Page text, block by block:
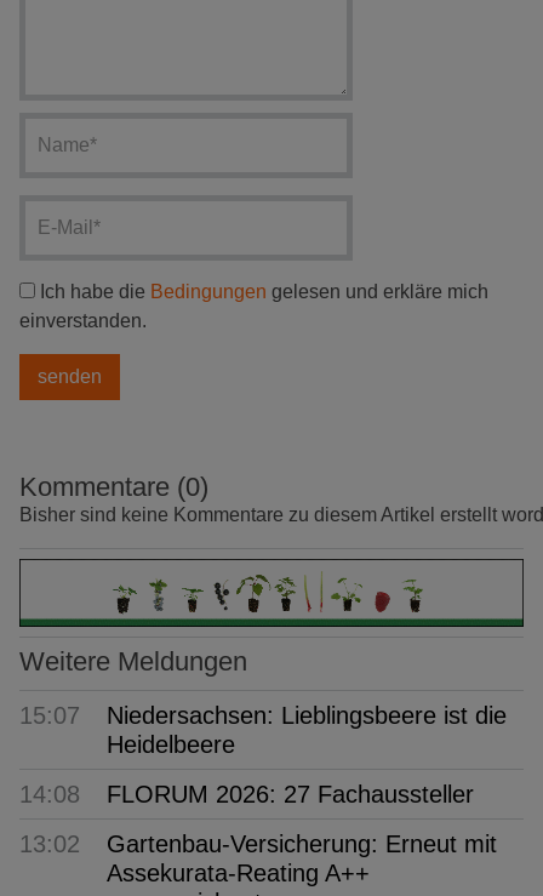
Ich habe die Bedingungen gelesen und erkläre mich
einverstanden.
Kommentare (0)
Bisher sind keine Kommentare zu diesem Artikel erstellt
Weitere Meldungen
15:07
Niedersachsen: Lieblingsbeere ist die
Heidelbeere
14:08
FLORUM 2026: 27 Fachaussteller
13:02
Gartenbau-Versicherung: Erneut mit
Assekurata-Reating A++